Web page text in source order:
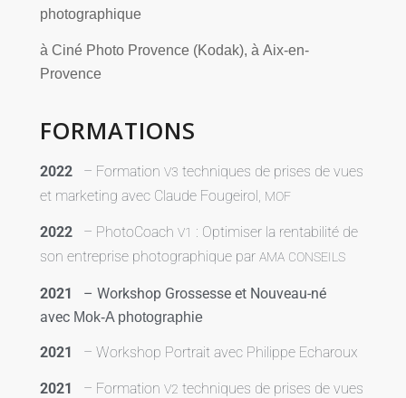
photographique
à Ciné Photo Provence (Kodak), à Aix-en-
Provence
FORMATIONS
2022 – Formation V3 tech­niques de prises de vues
et mar­ke­ting avec Claude Fougeirol, MOF
2022 – PhotoCoach V1 : Optimiser la ren­ta­bi­li­té de
son entre­prise pho­to­gra­phique par AMA CONSEILS
2021 – Workshop Grossesse et Nouveau-né
avec Mok‑A pho­to­gra­phie
2021 – Workshop Portrait avec Philippe Echaroux
2021 – Formation V2 tech­niques de prises de vues